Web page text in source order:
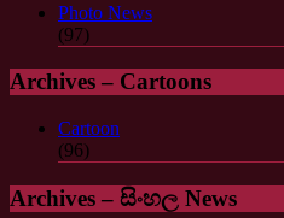
Photo News
(97)
Archives – Cartoons
Cartoon
(96)
Archives – සිංහල News